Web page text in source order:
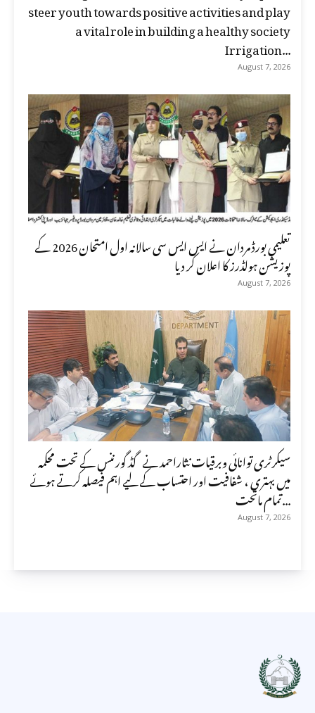
steer youth towards positive activities and play
a vital role in building a healthy society
Irrigation...
August 7, 2026
تعلیمی بورڈ مردان نے ایس ایس سی سالانہ اول امتحان 2026 کے
پوزیشن ہولڈرز کا اعلان کر دیا
August 7, 2026
سیکرٹری توانائی وبرقیات نثاراحمد نے گڈ گورننس کے تحت محکمہ
میں بہتری ، شفافیت اور احتساب کے لیے اہم فیصلہ کرتے ہوئے
تمام ماتحت...
August 7, 2026